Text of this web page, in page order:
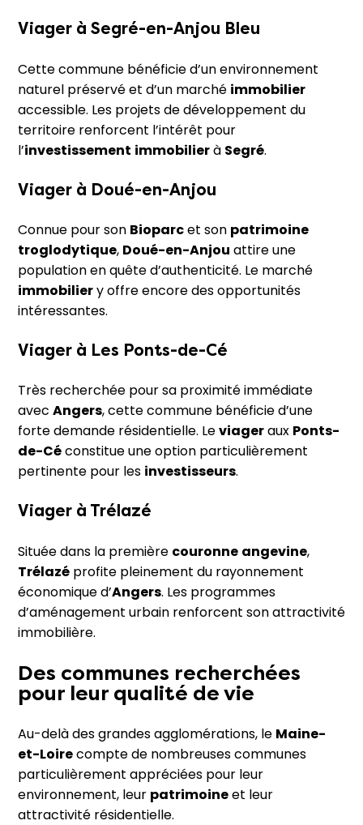
Viager à Segré-en-Anjou Bleu
Cette commune bénéficie d’un environnement
naturel préservé et d’un marché immobilier
accessible. Les projets de développement du
territoire renforcent l’intérêt pour
l’investissement immobilierà Segré.
Viager à Doué-en-Anjou
Connue pour son Bioparcet son patrimoine
troglodytique, Doué-en-Anjou attire une
population en quête d’authenticité. Le marché
immobiliery offre encore des opportunités
intéressantes.
Viager à Les Ponts-de-Cé
Très recherchée pour sa proximité immédiate
avec Angers, cette commune bénéficie d’une
forte demande résidentielle. Leviageraux Ponts-
de-Céconstitue une option particulièrement
pertinente pour les investisseurs.
Viager à Trélazé
Située dans la première couronne angevine,
Trélazé profite pleinement du rayonnement
économique d’Angers. Les programmes
d’aménagement urbain renforcent son attractivité
immobilière.
Des communes recherchées
pour leur qualité de vie
Au-delà des grandes agglomérations, le Maine-
et-Loirecompte de nombreuses communes
particulièrement appréciées pour leur
environnement, leur patrimoineet leur
attractivité résidentielle.